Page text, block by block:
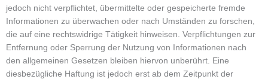
jedoch nicht verpflichtet, übermittelte oder gespeicherte fremde
Informationen zu überwachen oder nach Umständen zu forschen,
die auf eine rechtswidrige Tätigkeit hinweisen. Verpflichtungen zur
Entfernung oder Sperrung der Nutzung von Informationen nach
den allgemeinen Gesetzen bleiben hiervon unberührt. Eine
diesbezügliche Haftung ist jedoch erst ab dem Zeitpunkt der